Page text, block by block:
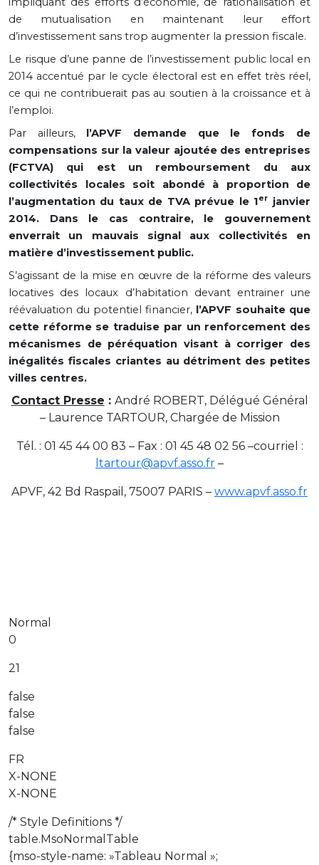
de mutualisation en maintenant leur effort
d’investissement sans trop augmenter la pression fiscale.
Le risque d’une panne de l’investissement public local en
2014 accentué par le cycle électoral est en effet très réel,
ce qui ne contribuerait pas au soutien à la croissance et à
l’emploi.
Par ailleurs, l’APVF demande que le fonds de
compensations sur la valeur ajoutée des entreprises
(FCTVA) qui est un remboursement du aux
collectivités locales soit abondé à proportion de
l’augmentation du taux de TVA prévue le 1er janvier
2014. Dans le cas contraire, le gouvernement
enverrait un mauvais signal aux collectivités en
matière d’investissement public.
S’agissant de la mise en œuvre de la réforme des valeurs
locatives des locaux d’habitation devant entrainer une
réévaluation du potentiel financier, l’APVF souhaite que
cette réforme se traduise par un renforcement des
mécanismes de péréquation visant à corriger des
inégalités fiscales criantes au détriment des petites
villes centres.
Contact Presse : André ROBERT, Délégué Général
– Laurence TARTOUR, Chargée de Mission
Tél. : 01 45 44 00 83 – Fax : 01 45 48 02 56 –courriel :
ltartour@apvf.asso.fr –
APVF, 42 Bd Raspail, 75007 PARIS – www.apvf.asso.fr
Normal
0
21
false
false
false
FR
X-NONE
X-NONE
/* Style Definitions */
table.MsoNormalTable
{mso-style-name: »Tableau Normal »;